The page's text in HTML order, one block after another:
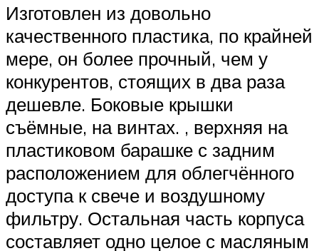
Изготовлен из довольно
качественного пластика, по крайней
мере, он более прочный, чем у
конкурентов, стоящих в два раза
дешевле. Боковые крышки
съёмные, на винтах. , верхняя на
пластиковом барашке с задним
расположением для облегчённого
доступа к свече и воздушному
фильтру. Остальная часть корпуса
составляет одно целое с масляным